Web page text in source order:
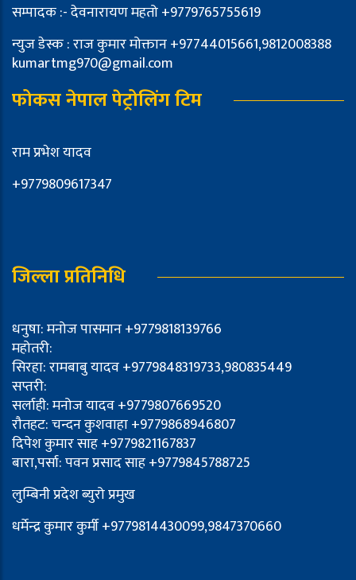
सम्पादक :- देवनारायण महतो +9779765755619
न्युज डेस्क : राज कुमार मोक्तान +97744015661,9812008388
kumartmg970@gmail.com
फोकस नेपाल पेट्रोलिंग टिम
राम प्रभेश यादव
+9779809617347
जिल्ला प्रतिनिधि
धनुषा: मनोज पासमान +9779818139766
महोतरी:
सिरहा: रामबाबु यादव +9779848319733,980835449
सप्तरी:
सर्लाही: मनोज यादव +9779807669520
रौतहट: चन्दन कुशवाहा +9779868946807
दिपेश कुमार साह +9779821167837
बारा,पर्सा: पवन प्रसाद साह +9779845788725
लुम्बिनी प्रदेश ब्युरो प्रमुख
धर्मेन्द्र कुमार कुर्मी +9779814430099,9847370660